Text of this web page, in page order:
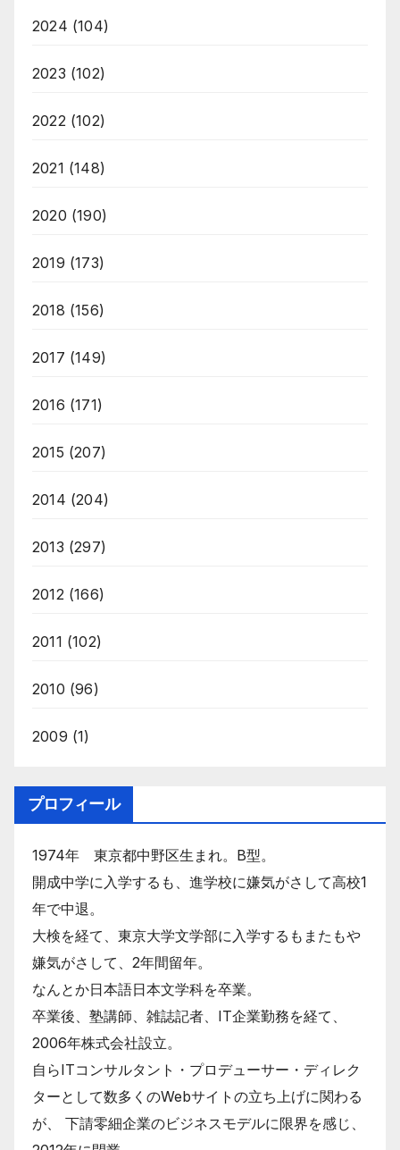
2024 (104)
2023 (102)
2022 (102)
2021 (148)
2020 (190)
2019 (173)
2018 (156)
2017 (149)
2016 (171)
2015 (207)
2014 (204)
2013 (297)
2012 (166)
2011 (102)
2010 (96)
2009 (1)
プロフィール
1974年 東京都中野区生まれ。B型。
開成中学に入学するも、進学校に嫌気がさして高校1
年で中退。
大検を経て、東京大学文学部に入学するもまたもや
嫌気がさして、2年間留年。
なんとか日本語日本文学科を卒業。
卒業後、塾講師、雑誌記者、IT企業勤務を経て、
2006年株式会社設立。
自らITコンサルタント・プロデューサー・ディレク
ターとして数多くのWebサイトの立ち上げに関わる
が、 下請零細企業のビジネスモデルに限界を感じ、